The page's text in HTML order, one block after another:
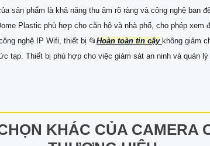
sản phẩm là khả năng thu âm rõ ràng và công nghệ ban
Plastic phù hợp cho căn hộ và nhà phố, cho phép xem
nghệ IP Wifi, thiết bị 📂Hoàn toàn tin cậy không giảm
tạp. Thiết bị phù hợp cho việc giám sát an ninh và quản lý
KHÁC CỦA CAMERA